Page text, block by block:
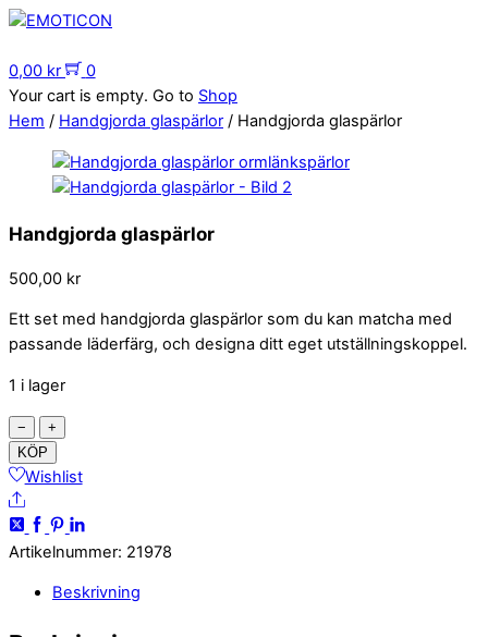
Skip
content
Menu
0,00 kr
0
Your cart is empty. Go to Shop
Hem / Handgjorda glaspärlor / Handgjorda glaspärlor
Handgjorda glaspärlor
500,00 kr
Ett set med handgjorda glaspärlor som du kan matcha med
passande läderfärg, och designa ditt eget utställningskoppel.
1 i lager
−
Handgjorda
glaspärlor
mängd
+
KÖP
Wishlist
Share
Artikelnummer: 21978
Beskrivning